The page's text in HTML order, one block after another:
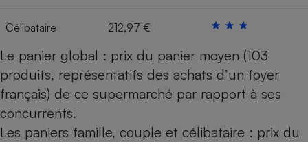
Célibataire 212,97 €
Le panier global : prix du panier moyen (103
produits, représentatifs des achats d’un foyer
français) de ce supermarché par rapport à ses
concurrents.
Les paniers famille, couple et célibataire : prix du